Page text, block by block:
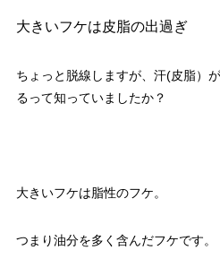
大きいフケは皮脂の出過ぎ
ちょっと脱線しますが、汗(皮脂）
るって知っていましたか？
大きいフケは脂性のフケ。
つまり油分を多く含んだフケです。